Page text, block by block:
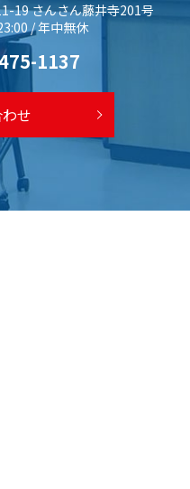
19 さんさん藤井寺201号
/ 年中無休
1137
せ